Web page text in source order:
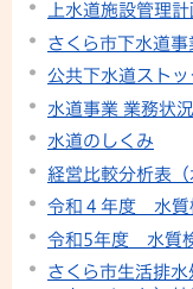
上水道施設管理
さくら市下水道
公共下水道スト
水道事業 業務状
水道のしくみ
経営比較分析表（
令和４年度 水質
令和5年度 水質
さくら市生活排